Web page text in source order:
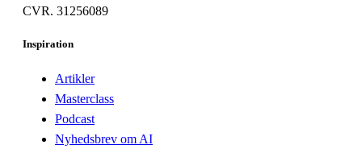
CVR. 31256089
Inspiration
Artikler
Masterclass
Podcast
Nyhedsbrev om AI